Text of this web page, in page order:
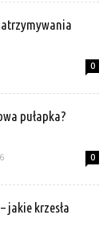
0
pułapka?
0
jakie krzesła